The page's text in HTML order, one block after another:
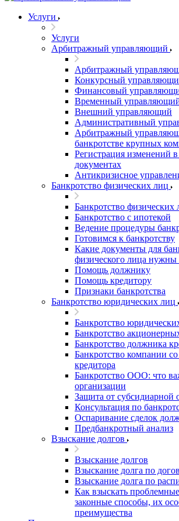
Услуги
Услуги
Арбитражный управляющий
Арбитражный
Конкурсный
Финансовый
Временный
Внешний управляющий
Административный
Арбитражный
банкротстве крупных
Регистрация изменений
документах
Антикризисное
Банкротство физических лиц
Банкротство физических
Банкротство с ипотекой
Ведение процедуры
Готовимся к банкротству
Какие документы для
физического лица нужны
Помощь должнику
Помощь кредитору
Признаки банкротства
Банкротство юридических лиц
Банкротство
Банкротство
Банкротство должника
Банкротство компании
кредитора
Банкротство ООО: что
организации
Защита от субсидиарной
Консультация по
Оспаривание сделок
Предбанкротный анализ
Взыскание долгов
Взыскание долгов
Взыскание долга по
Взыскание долга по
Как взыскать
законные способы, их
преимущества